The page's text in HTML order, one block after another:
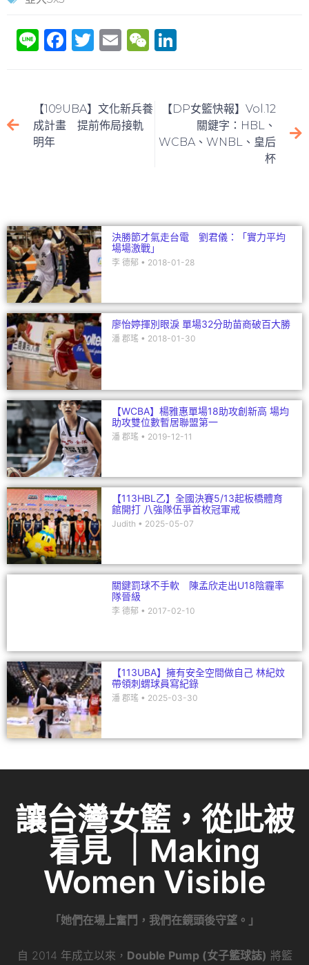
Li F
e
b
T
er
E
l
W
h
e
n
【109UBA】文化新兵養
成計畫 提前佈局接軌
明年
【DP女籃快報】Vol.12
關鍵字：HBL、
WCBA、WNBL、皇后
杯
決勝節才氣走台電 劉君儀：「實力平均
場場激戰」
李 德郁 2018-01-28
廖怡婷揮別眼淚 單場32分助苗商破百大勝
潘 郡瑤 2018-01-30
【WCBA】楊雅惠單場18助攻創新高 場均
助攻雙位數暫居聯盟第一
潘 郡瑤 2019-12-11
【113HBL乙】全國決賽5/13起板橋體育
館開打 八強隊伍爭首枚冠軍戒
Judith 2025-05-07
關鍵罰球不手軟 陳孟欣走出U18陰霾率
隊晉級
李 德郁 2017-02-10
【113UBA】擁有安全空間做自己 林紀妏
帶領刺蝟球員寫紀錄
潘 郡瑤 2025-03-30
讓台灣女籃，從此被
看見 ｜Making
Women Visible
「她們在場上奮鬥，我們在鏡頭後守望。」
自 2014 年成立以來， Double Pump (女子籃球誌) 將籃